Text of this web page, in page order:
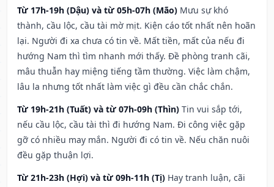
Từ 17h-19h (Dậu) và từ 05h-07h (Mão) Mưu sự khó
thành, cầu lộc, cầu tài mờ mịt. Kiện cáo tốt nhất nên hoãn
lại. Người đi xa chưa có tin về. Mất tiền, mất của nếu đi
hướng Nam thì tìm nhanh mới thấy. Đề phòng tranh cãi,
mâu thuẫn hay miệng tiếng tầm thường. Việc làm chậm,
lâu la nhưng tốt nhất làm việc gì đều cần chắc chắn.
Từ 19h-21h (Tuất) và từ 07h-09h (Thìn) Tin vui sắp tới,
nếu cầu lộc, cầu tài thì đi hướng Nam. Đi công việc gặp
gỡ có nhiều may mắn. Người đi có tin về. Nếu chăn nuôi
đều gặp thuận lợi.
Từ 21h-23h (Hợi) và từ 09h-11h (Tị) Hay tranh luận, cãi